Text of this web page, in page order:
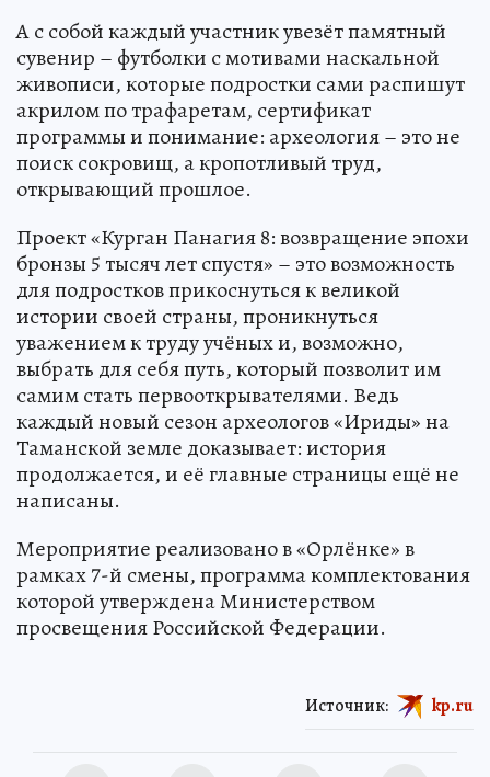
А с собой каждый участник увезёт памятный
сувенир – футболки с мотивами наскальной
живописи, которые подростки сами распишут
акрилом по трафаретам, сертификат
программы и понимание: археология – это не
поиск сокровищ, а кропотливый труд,
открывающий прошлое.
Проект «Курган Панагия 8: возвращение эпохи
бронзы 5 тысяч лет спустя» – это возможность
для подростков прикоснуться к великой
истории своей страны, проникнуться
уважением к труду учёных и, возможно,
выбрать для себя путь, который позволит им
самим стать первооткрывателями. Ведь
каждый новый сезон археологов «Ириды» на
Таманской земле доказывает: история
продолжается, и её главные страницы ещё не
написаны.
Мероприятие реализовано в «Орлёнке» в
рамках 7-й смены, программа комплектования
которой утверждена Министерством
просвещения Российской Федерации.
Источник: kp.ru